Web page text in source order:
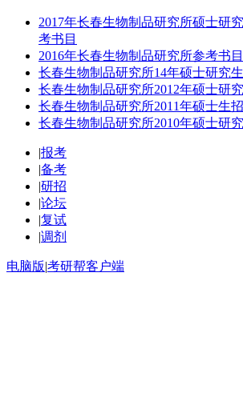
2017年长春生物制品研究所硕士研
考书目
2016年长春生物制品研究所参考书
长春生物制品研究所14年硕士研究
长春生物制品研究所2012年硕士研
长春生物制品研究所2011年硕士生
长春生物制品研究所2010年硕士研
|报考
|备考
|研招
|论坛
|复试
|调剂
电脑版|考研帮客户端